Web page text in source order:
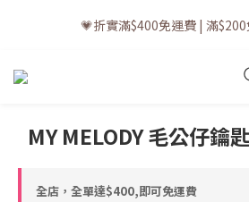
💗訂單一般送貨時間為3至5個工作天 (星
工作天)
💗折實滿$400免運費 | 滿
💗立即下載全新會員APP享有
工作天)
MY MELODY 毛公仔鑰
全店，全單達$400,即可免運費